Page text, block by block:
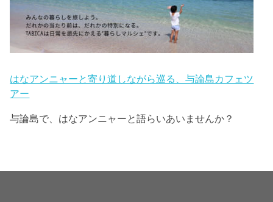
はなアンニャーと寄り道しながら巡る、与論島カフェツ
アー
与論島で、はなアンニャーと語らいあいませんか？